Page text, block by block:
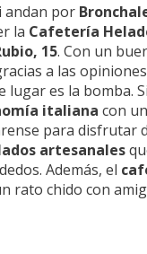
andan por
la Cafetería
15. Con un
a las
lugar es la bomba.
italiana con
para disfrutar
artesanales
Además, el
rato chido con